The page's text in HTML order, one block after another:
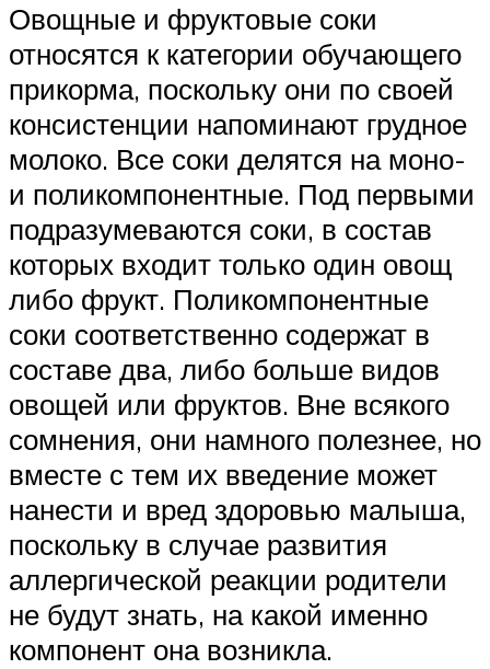
Овощные и фруктовые соки
относятся к категории обучающего
прикорма, поскольку они по своей
консистенции напоминают грудное
молоко. Все соки делятся на моно-
и поликомпонентные. Под первыми
подразумеваются соки, в состав
которых входит только один овощ
либо фрукт. Поликомпонентные
соки соответственно содержат в
составе два, либо больше видов
овощей или фруктов. Вне всякого
сомнения, они намного полезнее, но
вместе с тем их введение может
нанести и вред здоровью малыша,
поскольку в случае развития
аллергической реакции родители
не будут знать, на какой именно
компонент она возникла.